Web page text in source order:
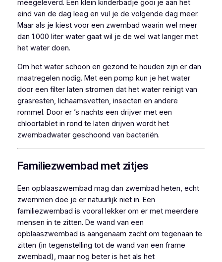
meegeleverd. Een klein kinderbadje gooi je aan het
eind van de dag leeg en vul je de volgende dag meer.
Maar als je kiest voor een zwembad waarin wel meer
dan 1.000 liter water gaat wil je de wel wat langer met
het water doen.
Om het water schoon en gezond te houden zijn er dan
maatregelen nodig. Met een pomp kun je het water
door een filter laten stromen dat het water reinigt van
grasresten, lichaamsvetten, insecten en andere
rommel. Door er ’s nachts een drijver met een
chloortablet in rond te laten drijven wordt het
zwembadwater geschoond van bacteriën.
Familiezwembad met zitjes
Een opblaaszwembad mag dan zwembad heten, echt
zwemmen doe je er natuurlijk niet in. Een
familiezwembad is vooral lekker om er met meerdere
mensen in te zitten. De wand van een
opblaaszwembad is aangenaam zacht om tegenaan te
zitten (in tegenstelling tot de wand van een frame
zwembad), maar nog beter is het als het